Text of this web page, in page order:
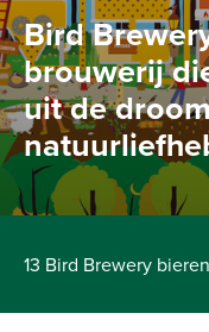
Bird
brouwerij
uit de
13 Bird Brewery bieren